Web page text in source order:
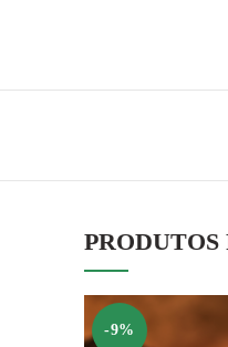
-9%